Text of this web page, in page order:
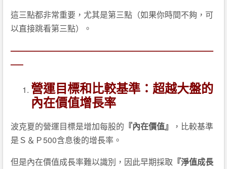
這三點都非常重要，尤其是第三點（如果你時間不夠，可
以直接跳看第三點）。
—————————————————————————
—–
營運目標和比較基準：超越大盤的
內在價值增長率
波克夏的營運目標是增加每股的 『內在價值』
，比較基準
是Ｓ＆Ｐ500含息後的增長率。
但是內在價值成長率難以識別，因此早期採取 『淨值成長